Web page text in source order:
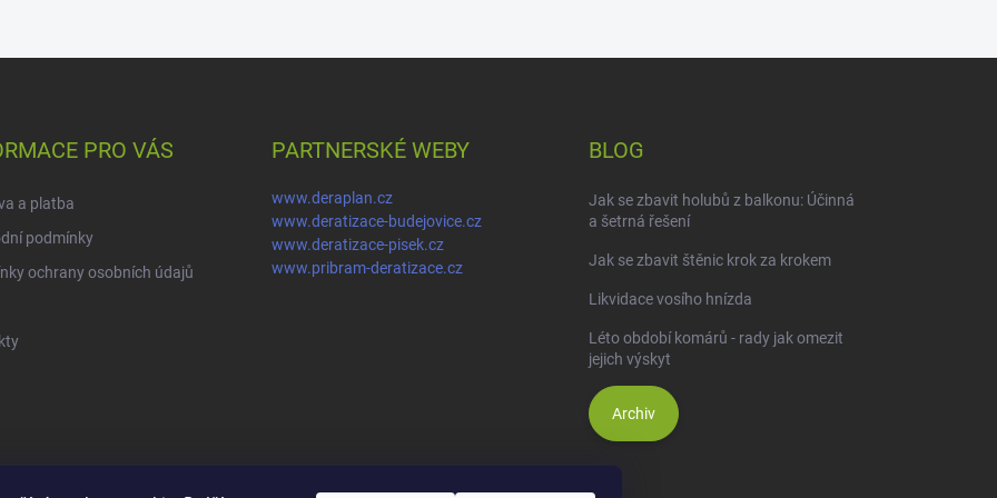
PRO VÁS
a platba
podmínky
ochrany osobních údajů
PARTNERSKÉ WEBY
www.deraplan.cz
www.deratizace-budejovice.cz
www.deratizace-pisek.cz
www.pribram-deratizace.cz
BLOG
Jak se zbavit holubů z balkonu: Účinná
a šetrná řešení
Jak se zbavit štěnic krok za krokem
Likvidace vosího hnízda
Léto období komárů - rady jak omezit
jejich výskyt
Archiv